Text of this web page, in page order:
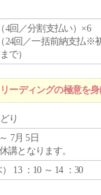
4回／分割支払い）×6
24回／一括前納支払※
で）
ーディングの極意を身
り
7月 5日
講となります。
） 13 ：10 ～ 14 ：30